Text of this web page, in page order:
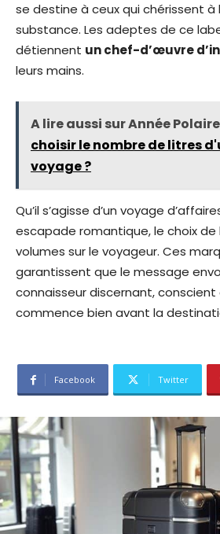
se destine à ceux qui chérissent
substance. Les adeptes de ce
détiennent un chef-d’œuvre
leurs mains.
A lire aussi sur Année
choisir le nombre de litres
voyage ?
Qu’il s’agisse d’un voyage
escapade romantique, le choix de
volumes sur le voyageur. Ces
garantissent que le message
connaisseur discernant,
commence bien avant la
Facebook Twitter